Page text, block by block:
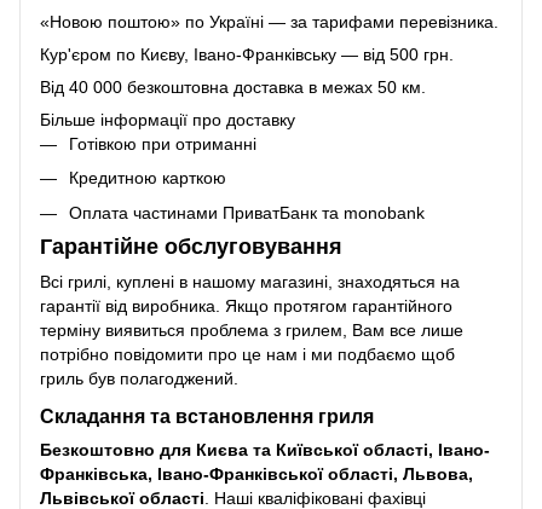
«Новою поштою» по Україні — за тарифами перевізника.
Кур'єром по Києву, Івано-Франківську — від 500 грн.
Від 40 000 безкоштовна доставка в межах 50 км.
Більше інформації про доставку
Готівкою при отриманні
Кредитною карткою
Оплата частинами ПриватБанк та monobank
Гарантійне обслуговування
Всі грилі, куплені в нашому магазині, знаходяться на
гарантії від виробника. Якщо протягом гарантійного
терміну виявиться проблема з грилем, Вам все лише
потрібно повідомити про це нам і ми подбаємо щоб
гриль був полагоджений.
Складання та встановлення гриля
Безкоштовно для Києва та Київської області, Івано-
Франківська, Івано-Франківської області, Львова,
Львівської області . Наші кваліфіковані фахівці